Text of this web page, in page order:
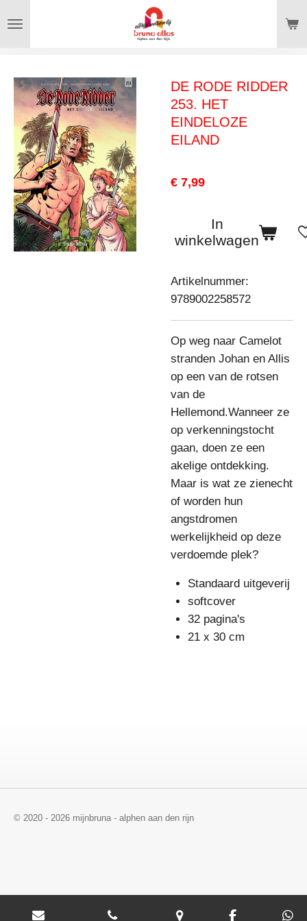
direct
hoofdinhoud
DE RODE RIDDER
253. HET
EINDELOZE
EILAND
€ 7,99
In
winkelwagen
Artikelnummer:
9789002258572
Op weg naar Camelot
stranden Johan en Allis
op een van de rotsen
van de
Hellemond.Wanneer ze
op verkenningstocht
gaan, doen ze een
akelige ontdekking.
Maar is wat ze zienecht
of worden hun
angstdromen
werkelijkheid op deze
verdoemde plek?
Standaard uitgeverij
softcover
32 pagina's
21 x 30 cm
© 2020 - 2026 mijnbruna - alphen aan den rijn